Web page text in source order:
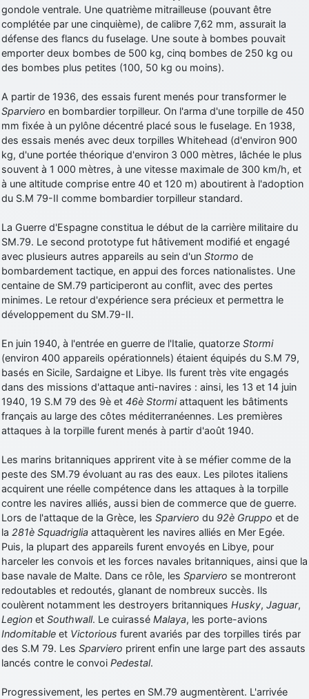
gondole ventrale. Une quatrième mitrailleuse (pouvant être
complétée par une cinquième), de calibre 7,62 mm, assurait la
défense des flancs du fuselage. Une soute à bombes pouvait
emporter deux bombes de 500 kg, cinq bombes de 250 kg ou
des bombes plus petites (100, 50 kg ou moins).
A partir de 1936, des essais furent menés pour transformer le
Sparviero en bombardier torpilleur. On l'arma d'une torpille de 450
mm fixée à un pylône décentré placé sous le fuselage. En 1938,
des essais menés avec deux torpilles Whitehead (d'environ 900
kg, d'une portée théorique d'environ 3 000 mètres, lâchée le plus
souvent à 1 000 mètres, à une vitesse maximale de 300 km/h, et
à une altitude comprise entre 40 et 120 m) aboutirent à l'adoption
du S.M 79-II comme bombardier torpilleur standard.
La Guerre d'Espagne constitua le début de la carrière militaire du
SM.79. Le second prototype fut hâtivement modifié et engagé
avec plusieurs autres appareils au sein d'un Stormo de
bombardement tactique, en appui des forces nationalistes. Une
centaine de SM.79 participeront au conflit, avec des pertes
minimes. Le retour d'expérience sera précieux et permettra le
développement du SM.79-II.
En juin 1940, à l'entrée en guerre de l'Italie, quatorze Stormi
(environ 400 appareils opérationnels) étaient équipés du S.M 79,
basés en Sicile, Sardaigne et Libye. Ils furent très vite engagés
dans des missions d'attaque anti-navires : ainsi, les 13 et 14 juin
1940, 19 S.M 79 des 9è et 46è Stormiattaquent les bâtiments
français au large des côtes méditerranéennes. Les premières
attaques à la torpille furent menés à partir d'août 1940.
Les marins britanniques apprirent vite à se méfier comme de la
peste des SM.79 évoluant au ras des eaux. Les pilotes italiens
acquirent une réelle compétence dans les attaques à la torpille
contre les navires alliés, aussi bien de commerce que de guerre.
Lors de l'attaque de la Grèce, les Sparviero du 92è Gruppo et de
la 281è Squadriglia attaquèrent les navires alliés en Mer Egée.
Puis, la plupart des appareils furent envoyés en Libye, pour
harceler les convois et les forces navales britanniques, ainsi que la
base navale de Malte. Dans ce rôle, les Sparviero se montreront
redoutables et redoutés, glanant de nombreux succès. Ils
coulèrent notamment les destroyers britanniques Husky, Jaguar,
Legion et Southwall. Le cuirassé Malaya, les porte-avions
Indomitable et Victorious furent avariés par des torpilles tirés par
des S.M 79. Les Sparviero prirent enfin une large part des assauts
lancés contre le convoi Pedestal.
Progressivement, les pertes en SM.79 augmentèrent. L'arrivée